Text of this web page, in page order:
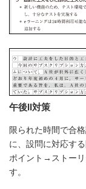
午後II対策
限られた時間で合
に、設問に対応す
ポイント→ストー
す。